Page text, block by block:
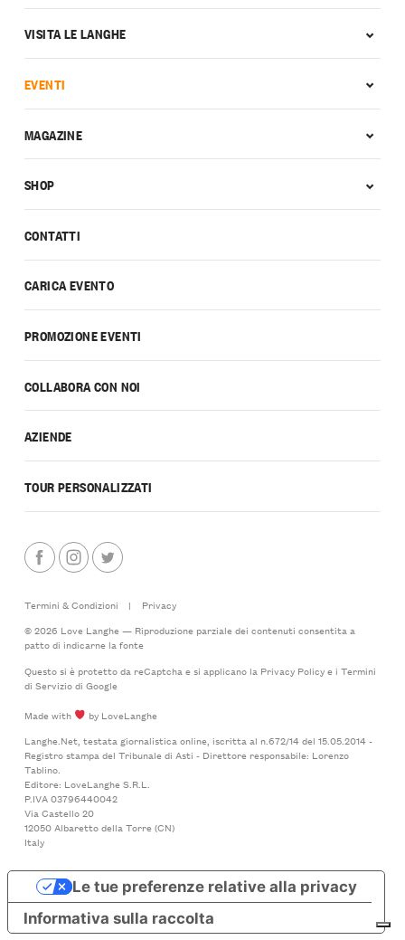
CONTATTI
CARICA EVENTO
PROMOZIONE EVENTI
COLLABORA CON NOI
AZIENDE
TOUR PERSONALIZZATI
VISITA LE LANGHE
EVENTI
MAGAZINE
SHOP
Termini & Condizioni |
Privacy
© 2026 Love Langhe — Riproduzione parziale dei contenuti consentita a
patto di indicarne la fonte
Questo si è protetto da reCaptcha e si applicano la Privacy Policye i Termini
di Serviziodi Google
Made with
by LoveLanghe
Langhe.Net, testata giornalistica online, iscritta al n.672/14 del 15.05.2014 -
Registro stampa del Tribunale di Asti - Direttore responsabile: Lorenzo
Tablino.
Editore: LoveLanghe S.R.L.
P.IVA 03796440042
Via Castello 20
12050 Albaretto della Torre (CN)
Italy
Informativa sulla raccolta
Le tue preferenze relative alla privacy